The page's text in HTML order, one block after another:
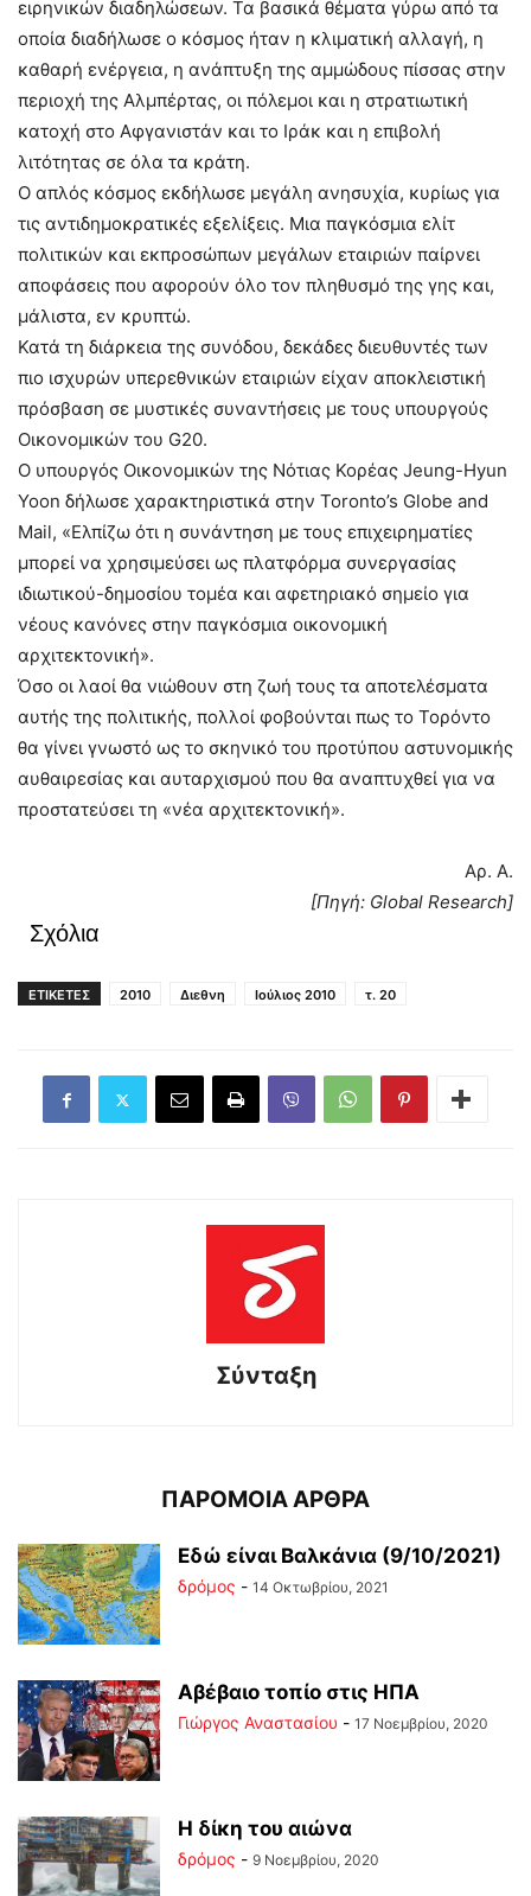
ειρηνικών διαδηλώσεων. Τα βασικά θέματα γύρω από τα
οποία διαδήλωσε ο κόσμος ήταν η κλιματική αλλαγή, η
καθαρή ενέργεια, η ανάπτυξη της αμμώδους πίσσας στην
περιοχή της Αλμπέρτας, οι πόλεμοι και η στρατιωτική
κατοχή στο Αφγανιστάν και το Ιράκ και η επιβολή
λιτότητας σε όλα τα κράτη.
Ο απλός κόσμος εκδήλωσε μεγάλη ανησυχία, κυρίως για
τις αντιδημοκρατικές εξελίξεις. Μια παγκόσμια ελίτ
πολιτικών και εκπροσώπων μεγάλων εταιριών παίρνει
αποφάσεις που αφορούν όλο τον πληθυσμό της γης και,
μάλιστα, εν κρυπτώ.
Κατά τη διάρκεια της συνόδου, δεκάδες διευθυντές των
πιο ισχυρών υπερεθνικών εταιριών είχαν αποκλειστική
πρόσβαση σε μυστικές συναντήσεις με τους υπουργούς
Οικονομικών του G20.
Ο υπουργός Οικονομικών της Νότιας Κορέας Jeung-Hyun
Yoon δήλωσε χαρακτηριστικά στην Toronto’s Globe and
Mail, «Ελπίζω ότι η συνάντηση με τους επιχειρηματίες
μπορεί να χρησιμεύσει ως πλατφόρμα συνεργασίας
ιδιωτικού-δημοσίου τομέα και αφετηριακό σημείο για
νέους κανόνες στην παγκόσμια οικονομική
αρχιτεκτονική».
Όσο οι λαοί θα νιώθουν στη ζωή τους τα αποτελέσματα
αυτής της πολιτικής, πολλοί φοβούνται πως το Τορόντο
θα γίνει γνωστό ως το σκηνικό του προτύπου αστυνομικής
αυθαιρεσίας και αυταρχισμού που θα αναπτυχθεί για να
προστατεύσει τη «νέα αρχιτεκτονική».
Αρ. Α.
[Πηγή: Global Research]
Σχόλια
ΕΤΙΚΕΤΕΣ 2010 Διεθνη Ιούλιος 2010 τ. 20
Σύνταξη
ΠΑΡΟΜΟΙΑ ΑΡΘΡΑ
Εδώ είναι Βαλκάνια (9/10/2021)
δρόμος - 14 Οκτωβρίου, 2021
Αβέβαιο τοπίο στις ΗΠΑ
Γιώργος Αναστασίου - 17 Νοεμβρίου, 2020
Η δίκη του αιώνα
δρόμος - 9 Νοεμβρίου, 2020